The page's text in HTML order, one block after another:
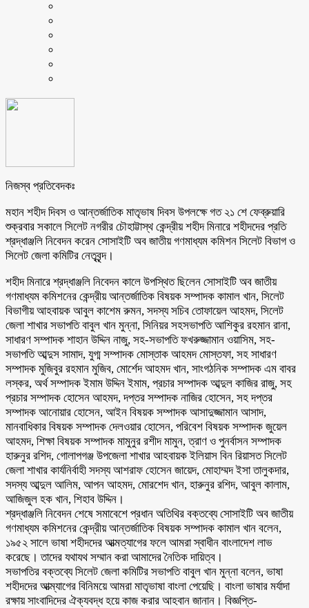
নিজস্ব প্রতিবেদকঃ
মহান শহীদ দিবস ও আন্তর্জাতিক মাতৃভাষ দিবস উপলক্ষে গত ২১ শে ফেব্রুয়ারি
শুক্রবার সকালে সিলেট নগরীর চৌহাট্টাস্থ কেন্দ্রীয় শহীদ মিনারে শহীদদের প্রতি
শ্রদ্ধাঞ্জলি নিবেদন করেন সোসাইটি অব জাতীয় গণমাধ্যম কমিশন সিলেট বিভাগ ও
সিলেট জেলা কমিটির নেতৃবৃন্দ।
শহীদ মিনারে শ্রদ্ধাঞ্জলি নিবেদন কালে উপস্থিত ছিলেন সোসাইটি অব জাতীয়
গণমাধ্যম কমিশনের কেন্দ্রীয় আন্তর্জাতিক বিষয়ক সম্পাদক কামাল খান, সিলেট
বিভাগীয় আহবায়ক আবুল কাশেম রুমন, সদস্য সচিব তোফায়েল আহমদ, সিলেট
জেলা শাখার সভাপতি বাবুল খান মুন্না, সিনিয়র সহসভাপতি আশিকুর রহমান রানা,
সাধারণ সম্পাদক শাহান উদ্দিন নাজু, সহ-সভাপতি ফখরুজ্জামান ওয়াসিম, সহ-
সভাপতি আব্দুস সামাদ, যুগ্ম সম্পাদক মোস্তাক আহমদ মোস্তফা, সহ সাধারণ
সম্পাদক মুজিবুর রহমান মুজিব, মোর্শেদ আহমদ খান, সাংগঠনিক সম্পাদক এম বাবর
লস্কর, অর্থ সম্পাদক ইমাম উদ্দিন ইমাম, প্রচার সম্পাদক আব্দুল কাজির রাজু, সহ
প্রচার সম্পাদক হোসেন আহমদ, দপ্তর সম্পাদক নাজির হোসেন, সহ দপ্তর
সম্পাদক আনোয়ার হোসেন, আইন বিষয়ক সম্পাদক আসাদুজ্জামান আসাদ,
মানবাধিকার বিষয়ক সম্পাদক দেলওয়ার হোসেন, পরিবেশ বিষয়ক সম্পাদক জুয়েল
আহমদ, শিক্ষা বিষয়ক সম্পাদক মামুনুর রশীদ মামুন, ত্রাণ ও পুনর্বাসন সম্পাদক
হারুনুর রশিদ, গোলাপগঞ্জ উপজেলা শাখার আহবায়ক ইলিয়াস বিন রিয়াসত সিলেট
জেলা শাখার কার্যনির্বাহী সদস্য আশরাফ হোসেন জায়েদ, মোহাম্মদ ইসা তালুকদার,
সদস্য আব্দুল আলিম, আপন আহমদ, মোরশেদ খান, হারুনুর রশিদ, আবুল কালাম,
আজিজুল হক খান, শিহাব উদ্দিন।
শ্রদ্ধাঞ্জলি নিবেদন শেষে সমাবেশে প্রধান অতিথির বক্তব্যে সোসাইটি অব জাতীয়
গণমাধ্যম কমিশনের কেন্দ্রীয় আন্তর্জাতিক বিষয়ক সম্পাদক কামাল খান বলেন,
১৯৫২ সালে ভাষা শহীদদের আত্মত্যাগের ফলে আমরা স্বাধীন বাংলাদেশ লাভ
করেছে। তাদের যথাযথ সম্মান করা আমাদের নৈতিক দায়িত্ব।
সভাপতির বক্তব্যে সিলেট জেলা কমিটির সভাপতি বাবুল খান মুন্না বলেন, ভাষা
শহীদদের আত্ম্যাগের বিনিময়ে আমরা মাতৃভাষা বাংলা পেয়েছি। বাংলা ভাষার মর্যাদা
রক্ষায় সাংবাদিদের ঐক্যবদ্ধ হয়ে কাজ করার আহবান জানান। বিজ্ঞপ্তি-